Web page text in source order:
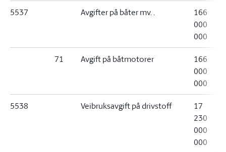
5537 Avgifter på båter mv. .
166
000
000
71 Avgift på båtmotorer
166
000
000
5538 Veibruksavgift på drivstoff
17
230
000
000